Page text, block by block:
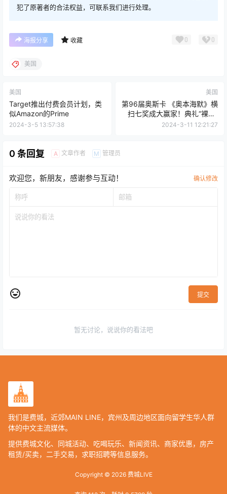
犯了原著者的合法权益，可联系我们进行处理。
海报分享 收藏 0 0
美国
美国
Target推出付费会员计划，类
似Amazon的Prime
2024-3-5 13:57:38
美国
第96届奥斯卡 《奥本海默》横
扫七奖成大赢家！典礼“裸男”
超抢戏
2024-3-11 12:21:27
0 条回复 A 文章作者 M 管理员
欢迎您，新朋友，感谢参与互动！ 确认修改
提交
暂无讨论，说说你的看法吧
我们是费城，近郊MAIN LINE，宾州及周边地区面向留学生华人群
体的中文主流媒体。
提供费城文化、同城活动、吃喝玩乐、新闻资讯、商家优惠，房产
租赁/买卖，二手交易，求职招聘等信息服务。
Copyright © 2026费城LIVE